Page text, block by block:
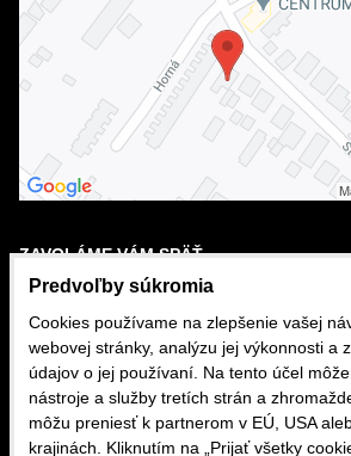
ZAVOLÁME VÁM SPÄŤ
VÁŠ TELEFÓN
+421
Odoslať
Predvoľby súkromia
Cookies používame na zlepšenie vašej
webovej stránky, analýzu jej výkonnosti a
údajov o jej používaní. Na tento účel
nástroje a služby tretích strán a
môžu preniesť k partnerom v EÚ, USA
krajinách. Kliknutím na „Prijať všetky